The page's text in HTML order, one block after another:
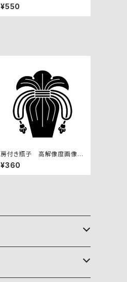
¥550
房付き瓶子 高解像度画像セ
ット
¥360